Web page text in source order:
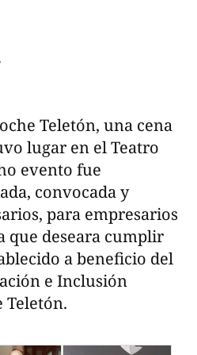
Teletón, una cena
lugar en el Teatro
evento fue
convocada y
para empresarios
que deseara cumplir
a beneficio del
e Inclusión